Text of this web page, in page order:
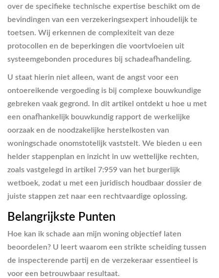
over de specifieke technische expertise beschikt om de
bevindingen van een verzekeringsexpert inhoudelijk te
toetsen. Wij erkennen de complexiteit van deze
protocollen en de beperkingen die voortvloeien uit
systeemgebonden procedures bij schadeafhandeling.
U staat hierin niet alleen, want de angst voor een
ontoereikende vergoeding is bij complexe bouwkundige
gebreken vaak gegrond. In dit artikel ontdekt u hoe u met
een onafhankelijk bouwkundig rapport de werkelijke
oorzaak en de noodzakelijke herstelkosten van
woningschade onomstotelijk vaststelt. We bieden u een
helder stappenplan en inzicht in uw wettelijke rechten,
zoals vastgelegd in artikel 7:959 van het burgerlijk
wetboek, zodat u met een juridisch houdbaar dossier de
juiste stappen zet naar een rechtvaardige oplossing.
Belangrijkste Punten
Hoe kan ik schade aan mijn woning objectief laten
beoordelen? U leert waarom een strikte scheiding tussen
de inspecterende partij en de verzekeraar essentieel is
voor een betrouwbaar resultaat.